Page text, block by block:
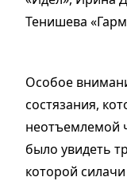
Тенишева
Особое
состязания,
неотъемлемой
было увидеть
которой